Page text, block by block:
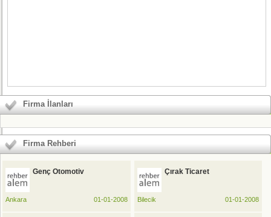
Firma İlanları
Firma Rehberi
Genç Otomotiv
Ankara 01-01-2008
Çırak Ticaret
Bilecik 01-01-2008